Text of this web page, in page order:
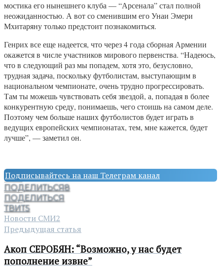
мостика его нынешнего клуба — “Арсенала” стал полной
неожиданностью. А вот со сменившим его Унаи Эмери
Мхитаряну только предстоит познакомиться.
Генрих все еще надеется, что через 4 года сборная Армении
окажется в числе участников мирового первенства. “Надеюсь,
что в следующий раз мы попадем, хотя это, безусловно,
трудная задача, поскольку футболистам, выступающим в
национальном чемпионате, очень трудно прогрессировать.
Там ты можешь чувствовать себя звездой, а, попадая в более
конкурентную среду, понимаешь, чего стоишь на самом деле.
Поэтому чем больше наших футболистов будет играть в
ведущих европейских чемпионатах, тем, мне кажется, будет
лучше”, — заметил он.
Подписывайтесь на наш Телеграм канал
ПОДЕЛИТЬСЯ8
ПОДЕЛИТЬСЯ
ТВИТ5
Новости СМИ2
Предыдущая статья
Акоп СЕРОБЯН: “Возможно, у нас будет
пополнение извне”